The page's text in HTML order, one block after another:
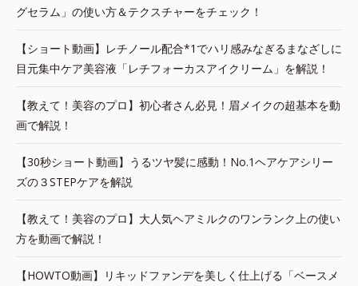
グセラム」の使い方＆テクスチャーをチェック！
【ショート動画】レチノール配合*1でハリ感みなぎるまなざしに
目元集中ケア美容液「レチフォーカスアイクリーム」を解説！
【教えて！美容のプロ】初心者さん必見！眉メイクの超基本を動
画で解説！
【30秒ショート動画】うるツヤ髪に感動！No.1ヘアケアシリー
ズの３STEPケアを解説
【教えて！美容のプロ】大人気ヘアミルクのワンランク上の使い
方を動画で解説！
【HOWTO動画】リキッドファンデを美しく仕上げる「ベースメ